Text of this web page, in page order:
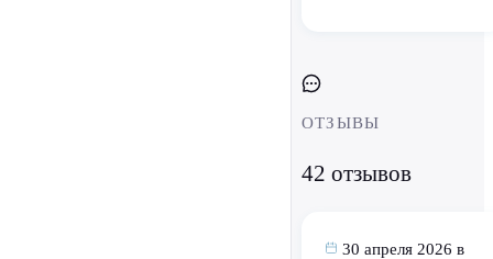
ОТЗЫВЫ
42 отзывов
30 апреля 2026 в